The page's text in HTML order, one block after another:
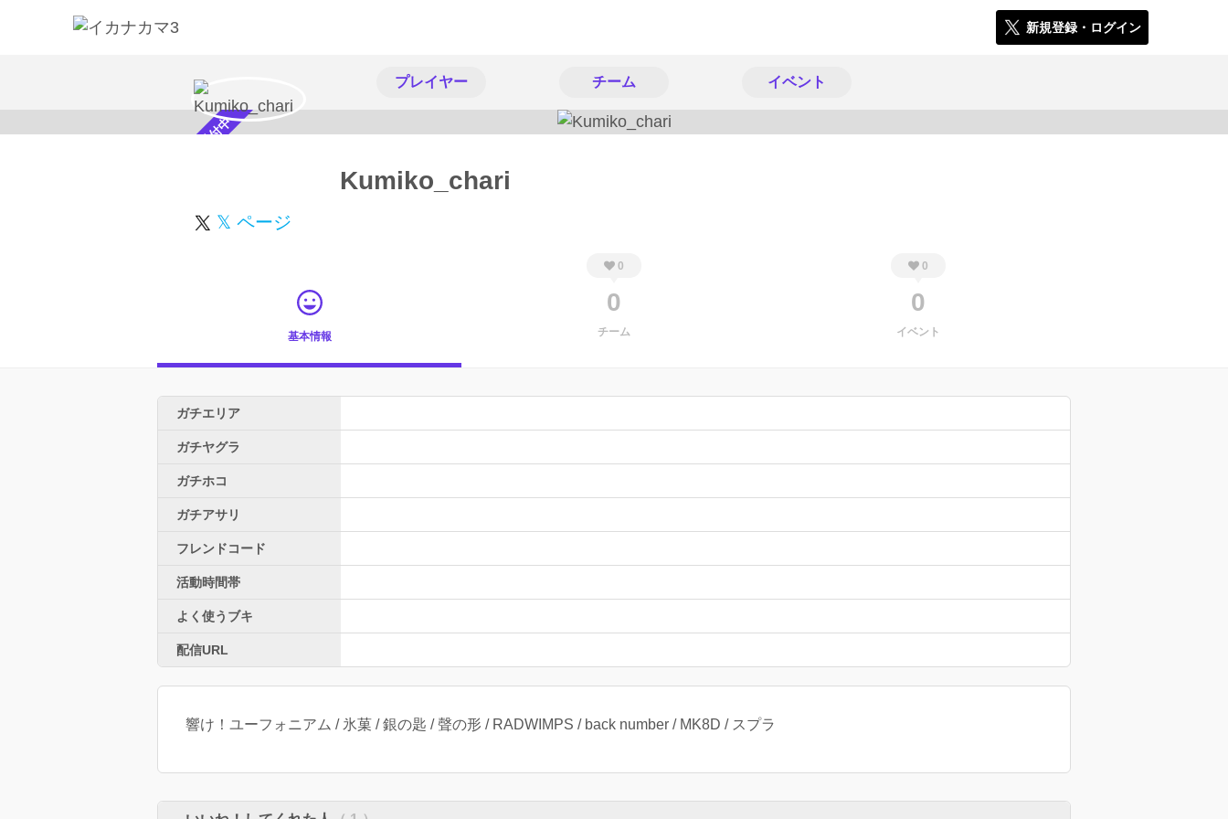
新規登録・ログイン
プレイヤー チーム イベント
スカウト受付中 Kumiko_chari
𝕏 ページ
基本情報
0
0
チーム
0
0
イベント
ガチエリア
ガチヤグラ
ガチホコ
ガチアサリ
フレンドコード
活動時間帯
よく使うブキ
配信URL
響け！ユーフォニアム / 氷菓 / 銀の匙 / 聲の形 / RADWIMPS / back number / MK8D / スプラ